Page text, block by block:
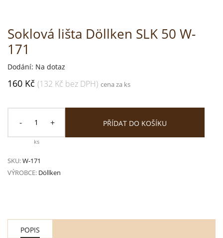
Soklová lišta Döllken SLK 50 W-
171
Dodání: Na dotaz
160 Kč (132 Kč bez DPH) cena za ks
- +
ks
PŘÍDAT DO KOŠÍKU
SKU:W-171
VÝROBCE: Döllken
POPIS